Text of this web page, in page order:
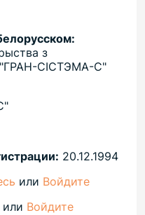
з
"ГРАН-СIСТЭМА-С"
20.12.1994
или Войдите
или Войдите